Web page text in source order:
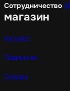
Сотрудничество
магазин
Каталог
Подписки
Скидки